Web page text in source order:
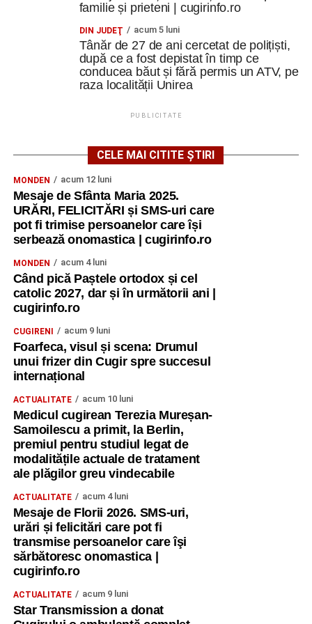
crea o conexiune”.
Finalul unei experiențe care continuă
Ultima zi a fost dedicată Youthpass, evaluării finale,
oportunităților Erasmus+ și diseminării.
„Am discutat despre ceea ce am învățat, despre cum
responsabilitatea de a duce mai departe ideile și
metodele descoperite.
Un rezultat concret al proiectului va fi o broșură
educațională care va cuprinde jocuri, metode și activități
experimentate în timpul cursului și care va putea fi
utilizată ulterior de profesori, formatori și lucrători de
tineret.
Ceremonia de rămas-bun a fost momentul în care toate
emoțiile acumulate pe parcursul celor șapte zile s-au
mulțumiri pentru colegii noștri, am prezentat steagurile
țărilor participante și am realizat fotografii de grup.
Ne-am despărțit, dar nu ne-am încheiat colaborarea. Am
plecat cu promisiunea de a rămâne conectați, de a
împărtăși ceea ce am învățat și de a transforma
experiența într-un impact real în comunitățile noastre”.
Un „mulțumesc” pentru oportunitate
„Mulțumim Asociației Youth Progress din Cehia pentru
încrederea acordată și pentru faptul că ne-a oferit șansa
de a participa la acest curs internațional.
Mulțumim Erasmus+ pentru oportunitățile extraordinare de
învățare, dezvoltare și colaborare europeană și pentru
șansa de a transforma chiar și vacanța într-un timp al
descoperirii și al formării prin metode non-formale,
familie și prieteni | cugirinfo.ro
DIN JUDEŢ acum 5 luni
Tânăr de 27 de ani cercetat de polițiști,
după ce a fost depistat în timp ce
conducea băut și fără permis un ATV, pe
raza localității Unirea
PUBLICITATE
CELE MAI CITITE ȘTIRI
MONDEN acum 12 luni
Mesaje de Sfânta Maria 2025.
URĂRI, FELICITĂRI și SMS-uri care
pot fi trimise persoanelor care își
serbează onomastica | cugirinfo.ro
MONDEN acum 4 luni
Când pică Paștele ortodox și cel
catolic 2027, dar și în următorii ani |
cugirinfo.ro
CUGIRENI acum 9 luni
Foarfeca, visul și scena: Drumul
unui frizer din Cugir spre succesul
internațional
ACTUALITATE acum 10 luni
Medicul cugirean Terezia Mureșan-
Samoilescu a primit, la Berlin,
premiul pentru studiul legat de
modalitățile actuale de tratament
ale plăgilor greu vindecabile
ACTUALITATE acum 4 luni
Mesaje de Florii 2026. SMS-uri,
urări și felicitări care pot fi
transmise persoanelor care îşi
sărbătoresc onomastica |
cugirinfo.ro
ACTUALITATE acum 9 luni
Star Transmission a donat